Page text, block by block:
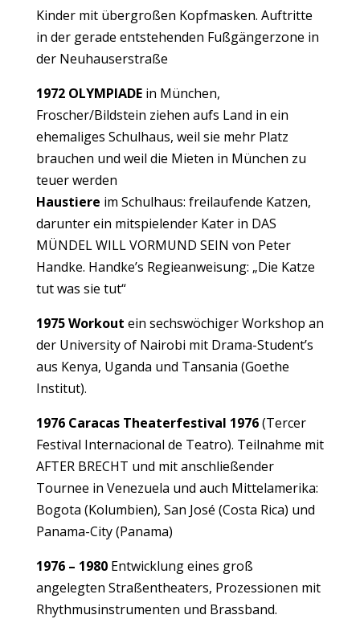
Kinder mit übergroßen Kopfmasken. Auftritte
in der gerade entstehenden Fußgängerzone in
der Neuhauserstraße
1972 OLYMPIADEin München,
Froscher/Bildstein ziehen aufs Land in ein
ehemaliges Schulhaus, weil sie mehr Platz
brauchen und weil die Mieten in München zu
teuer werden
Haustiere im Schulhaus: freilaufende Katzen,
darunter ein mitspielender Kater in DAS
MÜNDEL WILL VORMUND SEIN von Peter
Handke. Handke’s Regieanweisung: „Die Katze
tut was sie tut“
1975Workout ein sechswöchiger Workshop an
der University of Nairobi mit Drama-Student’s
aus Kenya, Uganda und Tansania (Goethe
Institut).
1976 Caracas Theaterfestival 1976(Tercer
Festival Internacional de Teatro). Teilnahme mit
AFTER BRECHT und mit anschließender
Tournee in Venezuela und auch Mittelamerika:
Bogota (Kolumbien), San José (Costa Rica) und
Panama-City (Panama)
1976 – 1980Entwicklung eines groß
angelegten Straßentheaters, Prozessionen mit
Rhythmusinstrumenten und Brassband.